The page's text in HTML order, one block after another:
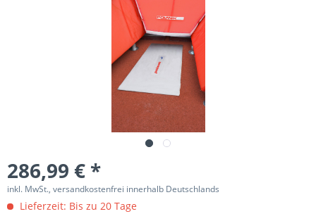
286,99 € *
inkl. MwSt., versandkostenfrei innerhalb Deutschlands
Lieferzeit: Bis zu 20 Tage